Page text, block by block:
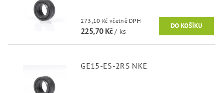
273,10 Kč včetně DPH
225,70 Kč/ ks
GE15-ES-2RS NKE